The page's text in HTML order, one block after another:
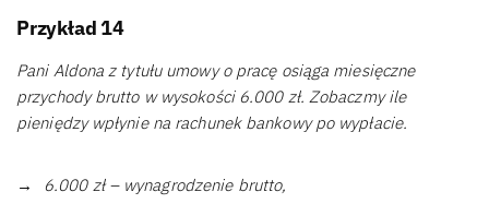
Przykład 14
Pani Aldona z tytułu umowy o pracę osiąga miesięczne
przychody brutto w wysokości 6.000 zł. Zobaczmy ile
pieniędzy wpłynie na rachunek bankowy po wypłacie.
6.000 zł – wynagrodzenie brutto,